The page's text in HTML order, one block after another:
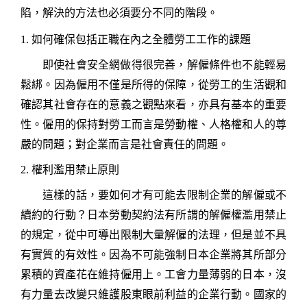
陷，解決的方法也必須要分不同的階段。
1. 如何確保包括正職在內之全體勞工工作的課題
即使社會安全網做得很完善，解僱條件也不能輕易
鬆綁。因為僱用不僅是所得的保障，從勞工的生活觀和
確認其社會存在的意義之觀點來看，亦具有基本的重要
性。僱用的保持對勞工而言是勞動權、人格權和人的尊
嚴的問題；對企業而言是社會責任的問題。
2. 權利濫用禁止原則
這樣的話，要如何才有可能去限制企業的解僱或不
續約的行動？日本勞動契約法有所謂的解僱權濫用禁止
的規定，從中可導出限制大量解僱的法理，但是並不具
有實質的有效性。因為不可能強制日本企業將其所部分
累積的資產花在維持僱用上。工會力量薄弱的日本，沒
有力量去改變只維護股東眼前利益的企業行動。國家的